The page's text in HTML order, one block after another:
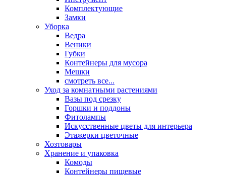
Комплектующие
Замки
Уборка
Ведра
Веники
Губки
Контейнеры для мусора
Мешки
смотреть все...
Уход за комнатными растениями
Вазы под срезку
Горшки и поддоны
Фитолампы
Искусственные цветы для интерьера
Этажерки цветочные
Хозтовары
Хранение и упаковка
Комоды
Контейнеры пищевые